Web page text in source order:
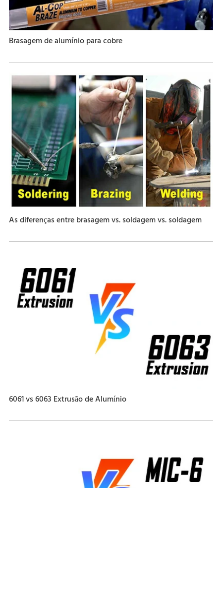
Brasagem de alumínio para cobre
As diferenças entre brasagem vs. soldagem vs. soldagem
6061 vs 6063 Extrusão de Alumínio